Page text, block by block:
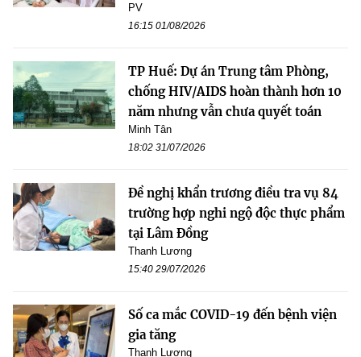
PV
16:15 01/08/2026
TP Huế: Dự án Trung tâm Phòng,
chống HIV/AIDS hoàn thành hơn 10
năm nhưng vẫn chưa quyết toán
Minh Tân
18:02 31/07/2026
Đề nghị khẩn trương điều tra vụ 84
trường hợp nghi ngộ độc thực phẩm
tại Lâm Đồng
Thanh Lương
15:40 29/07/2026
Số ca mắc COVID-19 đến bệnh viện
gia tăng
Thanh Lương